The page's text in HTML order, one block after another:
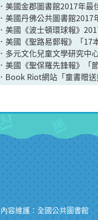
．美國金郡圖書館2017年最
．美國丹佛公共圖書館
．美國《波士頓環球報》
．美國《聖路易郵報》「17
．多元文化兒童文學研究中
．美國《聖保羅先鋒報》「
．Book Riot網站「童書贈送
內容維護：全國公共圖書館